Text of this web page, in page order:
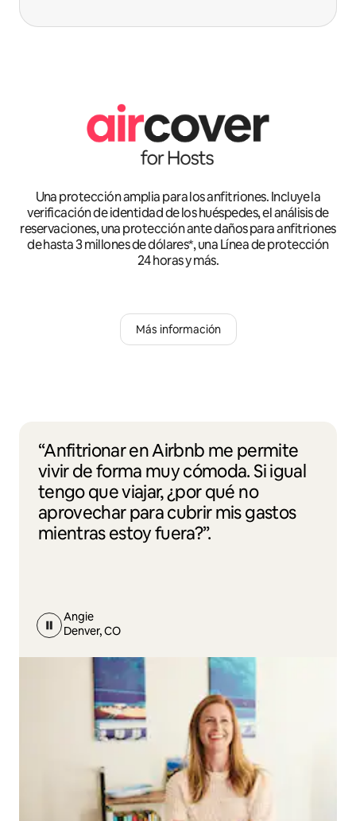
Una protección amplia para los anfitriones. Incluye la
verificación de identidad de los huéspedes, el análisis de
reservaciones, una protección ante daños para anfitriones
de hasta 3 millones de dólares*, una Línea de protección
24 horas y más.
Más información
“Anfitrionar en Airbnb me permite
vivir de forma muy cómoda. Si igual
tengo que viajar, ¿por qué no
aprovechar para cubrir mis gastos
mientras estoy fuera?”.
Angie
Denver, CO